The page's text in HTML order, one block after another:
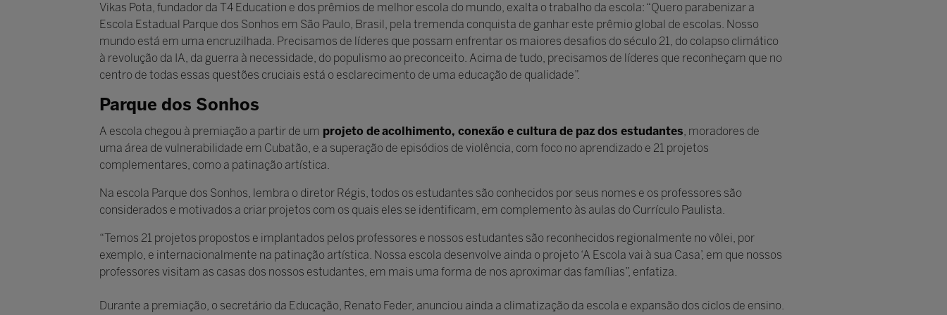
Vikas Pota, fundador da T4 Education e dos prêmios de melhor escola do mundo, exalta o trabalho da escola: “Quero parabenizar a
Escola Estadual Parque dos Sonhos em São Paulo, Brasil, pela tremenda conquista de ganhar este prêmio global de escolas. Nosso
mundo está em uma encruzilhada. Precisamos de líderes que possam enfrentar os maiores desafios do século 21, do colapso climático
à revolução da IA, da guerra à necessidade, do populismo ao preconceito. Acima de tudo, precisamos de líderes que reconheçam que no
centro de todas essas questões cruciais está o esclarecimento de uma educação de qualidade”.
Parque dos Sonhos
A escola chegou à premiação a partir de um projeto deacolhimento, conexão e cultura de paz dos estudantes, moradores de
uma área de vulnerabilidade em Cubatão, e a superação de episódios de violência, com foco no aprendizado e 21 projetos
complementares, como a patinação artística.
Na escola Parque dos Sonhos, lembra o diretor Régis, todos os estudantes são conhecidos por seus nomes e os professores são
considerados e motivados a criar projetos com os quais eles se identificam, em complemento às aulas do Currículo Paulista.
“Temos 21 projetos propostos e implantados pelos professores e nossos estudantes são reconhecidos regionalmente no vôlei, por
exemplo, e internacionalmente na patinação artística. Nossa escola desenvolve ainda o projeto ‘A Escola vai à sua Casa’, em que nossos
professores visitam as casas dos nossos estudantes, em mais uma forma de nos aproximar das famílias”, enfatiza.
Durante a premiação, o secretário da Educação, Renato Feder, anunciou ainda a climatização da escola e expansão dos ciclos de ensino.